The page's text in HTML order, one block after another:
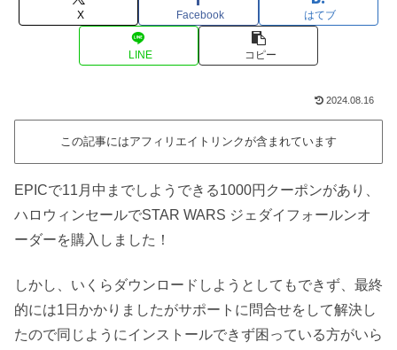
X Facebook はてブ
LINE コピー
2024.08.16
この記事にはアフィリエイトリンクが含まれています
EPICで11月中までしようできる1000円クーポンがあり、
ハロウィンセールでSTAR WARS ジェダイフォールンオ
ーダーを購入しました！
しかし、いくらダウンロードしようとしてもできず、最終
的には1日かかりましたがサポートに問合せをして解決し
たので同じようにインストールできず困っている方がいら